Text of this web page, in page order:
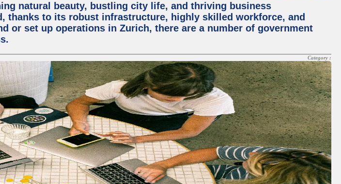
natural beauty, bustling city life, and thriving business
thanks to its robust infrastructure, highly skilled workforce, and
or set up operations in Zurich, there are a number of government
Category :